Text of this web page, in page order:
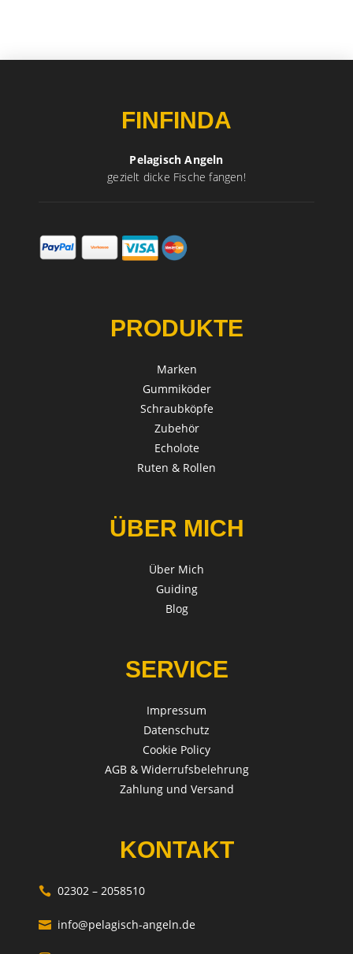
FINFINDA
Pelagisch Angeln
gezielt dicke Fische fangen!
PRODUKTE
Marken
Gummiköder
Schraubköpfe
Zubehör
Echolote
Ruten & Rollen
ÜBER MICH
Über Mich
Guiding
Blog
SERVICE
Impressum
Datenschutz
Cookie Policy
AGB & Widerrufsbelehrung
Zahlung und Versand
KONTAKT
 02302 – 2058510
 info@pelagisch-angeln.de